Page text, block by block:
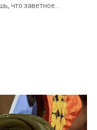
что заветное…